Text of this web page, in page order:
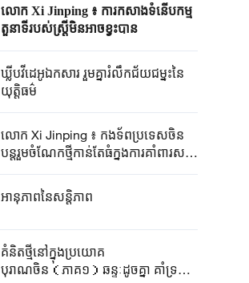
លោក Xi Jinping ៖ ការកសាងទំនើបកម្ម
តួនាទីរបស់ស្ត្រីមិនអាចខ្វះបាន
ឃ្លីបវីដេអូឯកសារ រួមគ្នារំលឹកជ័យជម្នះនៃ
យុត្តិធម៌
លោក Xi Jinping ៖ កងទ័ពប្រទេសចិន
បន្តរួមចំណែកថ្មីកាន់តែធំក្នុងការគាំពារសន្តិ
ភាពសកល
អានុភាពនៃសន្តិភាព
គំនិតថ្មីនៅក្នុងប្រយោគ
បុរាណចិន（ភាគ១）ឆន្ទៈដូចគ្នា គាំទ្រ